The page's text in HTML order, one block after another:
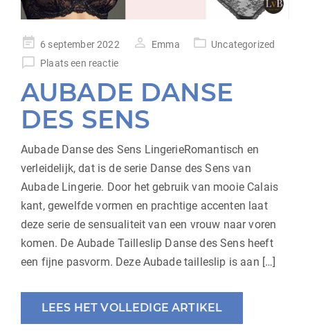
geplaatst
op
6 september 2022 Emma
Uncategorized
Plaats een reactie
AUBADE DANSE
DES SENS
Aubade Danse des Sens LingerieRomantisch en
verleidelijk, dat is de serie Danse des Sens van
Aubade Lingerie. Door het gebruik van mooie Calais
kant, gewelfde vormen en prachtige accenten laat
deze serie de sensualiteit van een vrouw naar voren
komen. De Aubade Tailleslip Danse des Sens heeft
een fijne pasvorm. Deze Aubade tailleslip is aan […]
LEES HET VOLLEDIGE ARTIKEL